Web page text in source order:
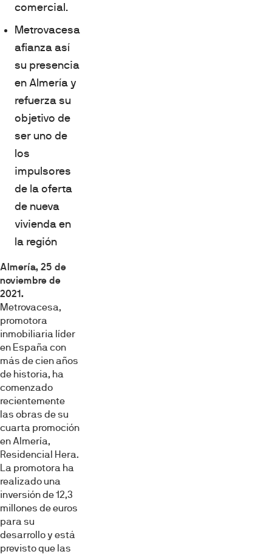
comercial.
Metrovacesa
afianza así
su presencia
en Almería y
refuerza su
objetivo de
ser uno de
los
impulsores
de la oferta
de nueva
vivienda en
la región
Almería, 25 de
noviembre de
2021.
Metrovacesa,
promotora
inmobiliaria líder
en España con
más de cien años
de historia, ha
comenzado
recientemente
las obras de su
cuarta promoción
en Almería,
Residencial Hera.
La promotora ha
realizado una
inversión de 12,3
millones de euros
para su
desarrollo y está
previsto que las